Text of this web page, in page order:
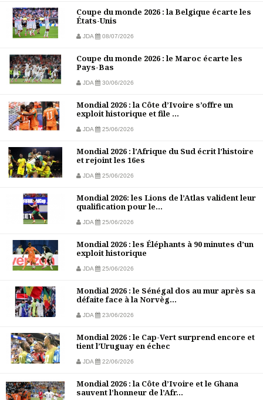
Coupe du monde 2026 : la Belgique écarte les
États-Unis
JDA 08/07/2026
Coupe du monde 2026 : le Maroc écarte les
Pays-Bas
JDA 30/06/2026
Mondial 2026 : la Côte d’Ivoire s’offre un
exploit historique et file ...
JDA 25/06/2026
Mondial 2026 : l’Afrique du Sud écrit l’histoire
et rejoint les 16es
JDA 25/06/2026
Mondial 2026: les Lions de l’Atlas valident leur
qualification pour le...
JDA 25/06/2026
Mondial 2026 : les Éléphants à 90 minutes d’un
exploit historique
JDA 25/06/2026
Mondial 2026 : le Sénégal dos au mur après sa
défaite face à la Norvèg...
JDA 23/06/2026
Mondial 2026 : le Cap-Vert surprend encore et
tient l’Uruguay en échec
JDA 22/06/2026
Mondial 2026 : la Côte d’Ivoire et le Ghana
sauvent l’honneur de l’Afr...